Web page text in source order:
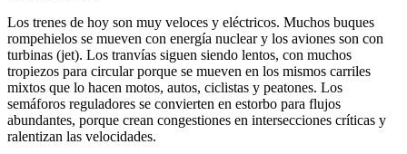
Los trenes de hoy son muy veloces y eléctricos. Muchos buques
rompehielos se mueven con energía nuclear y los aviones son con
turbinas (jet). Los tranvías siguen siendo lentos, con muchos
tropiezos para circular porque se mueven en los mismos carriles
mixtos que lo hacen motos, autos, ciclistas y peatones. Los
semáforos reguladores se convierten en estorbo para flujos
abundantes, porque crean congestiones en intersecciones críticas y
ralentizan las velocidades.